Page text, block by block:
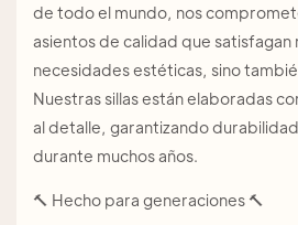
de todo el mundo, nos
asientos de calidad que satisfagan
necesidades estéticas, sino
Nuestras sillas están elaboradas
al detalle, garantizando
durante muchos años.
🔨 Hecho para generaciones 🔨